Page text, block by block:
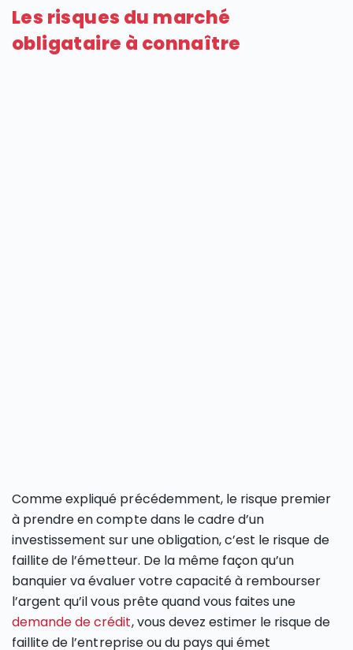
Les risques du marché
obligataire à connaître
Comme expliqué précédemment, le risque premier
à prendre en compte dans le cadre d’un
investissement sur une obligation, c’est le risque de
faillite de l’émetteur. De la même façon qu’un
banquier va évaluer votre capacité à rembourser
l’argent qu’il vous prête quand vous faites une
demande de crédit, vous devez estimer le risque de
faillite de l’entreprise ou du pays qui émet